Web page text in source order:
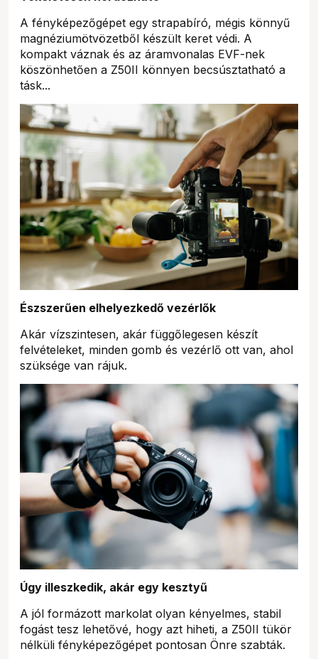
A fényképezőgépet egy strapabíró, mégis könnyű
magnéziumötvözetből készült keret védi. A
kompakt váznak és az áramvonalas EVF-nek
köszönhetően a Z50II könnyen becsúsztatható a
tásk...
Észszerűen elhelyezkedő vezérlők
Akár vízszintesen, akár függőlegesen készít
felvételeket, minden gomb és vezérlő ott van, ahol
szüksége van rájuk.
Úgy illeszkedik, akár egy kesztyű
A jól formázott markolat olyan kényelmes, stabil
fogást tesz lehetővé, hogy azt hiheti, a Z50II tükör
nélküli fényképezőgépet pontosan Önre szabták.